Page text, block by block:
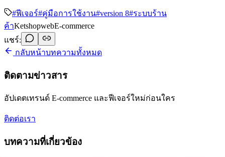
#ฟีเจอร์#คู่มือการใช้งาน#version 8#ระบบร้าน
ค้าKetshopwebE-commerce
แชร์:
กลับหน้าบทความทั้งหมด
ติดตามข่าวสาร
อัปเดตเทรนด์ E-commerce และฟีเจอร์ใหม่ก่อนใคร
ติดต่อเรา
บทความที่เกี่ยวข้อง